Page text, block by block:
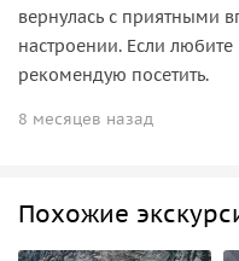
вернулась с приятными
настроении. Если
рекомендую посетить.
8 месяцев назад
Похожие